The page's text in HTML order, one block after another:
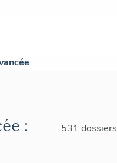
: 531 dossiers